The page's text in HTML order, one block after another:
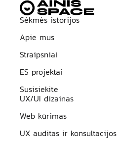
Sėkmės istorijos
Apie mus
Straipsniai
ES projektai
Susisiekite
UX/UI dizainas
Web kūrimas
UX auditas ir konsultacijos